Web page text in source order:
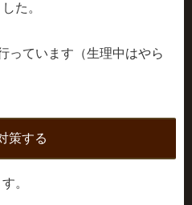
た。
っています（生理中はやら
策する
。